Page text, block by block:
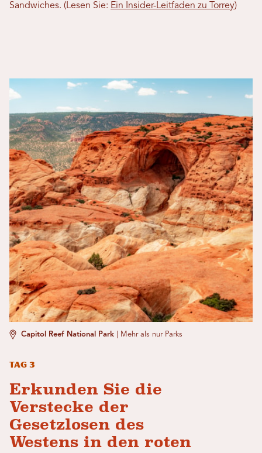
Sandwiches. (Lesen Sie: Ein Insider-Leitfaden zu Torrey)
Capitol Reef National Park Mehr als nur Parks
Tag 3
Erkunden Sie die
Verstecke der
Gesetzlosen des
Westens in den roten